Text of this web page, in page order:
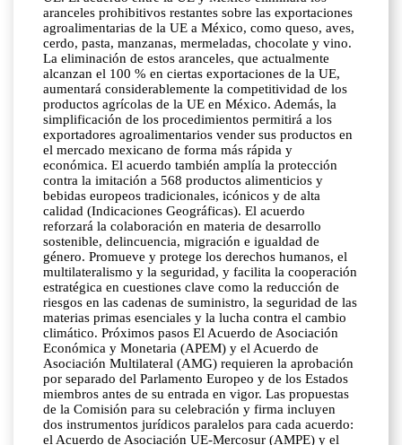
aranceles prohibitivos restantes sobre las exportaciones
agroalimentarias de la UE a México, como queso, aves,
cerdo, pasta, manzanas, mermeladas, chocolate y vino.
La eliminación de estos aranceles, que actualmente
alcanzan el 100 % en ciertas exportaciones de la UE,
aumentará considerablemente la competitividad de los
productos agrícolas de la UE en México. Además, la
simplificación de los procedimientos permitirá a los
exportadores agroalimentarios vender sus productos en
el mercado mexicano de forma más rápida y
económica. El acuerdo también amplía la protección
contra la imitación a 568 productos alimenticios y
bebidas europeos tradicionales, icónicos y de alta
calidad (Indicaciones Geográficas). El acuerdo
reforzará la colaboración en materia de desarrollo
sostenible, delincuencia, migración e igualdad de
género. Promueve y protege los derechos humanos, el
multilateralismo y la seguridad, y facilita la cooperación
estratégica en cuestiones clave como la reducción de
riesgos en las cadenas de suministro, la seguridad de las
materias primas esenciales y la lucha contra el cambio
climático. Próximos pasos El Acuerdo de Asociación
Económica y Monetaria (APEM) y el Acuerdo de
Asociación Multilateral (AMG) requieren la aprobación
por separado del Parlamento Europeo y de los Estados
miembros antes de su entrada en vigor. Las propuestas
de la Comisión para su celebración y firma incluyen
dos instrumentos jurídicos paralelos para cada acuerdo:
el Acuerdo de Asociación UE-Mercosur (AMPE) y el